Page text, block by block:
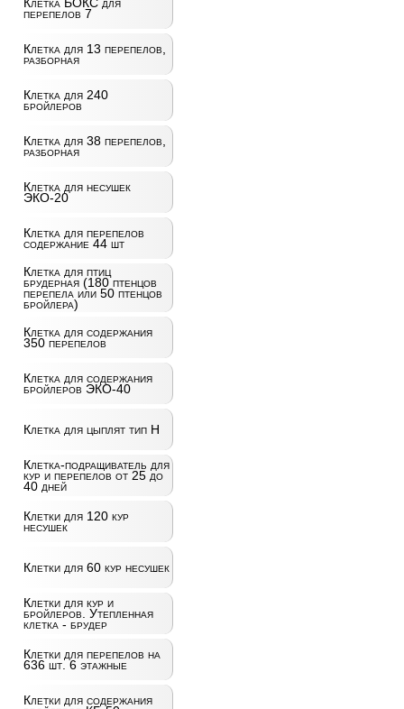
перепелов 7
Клетка для 13 перепелов,
разборная
Клетка для 240
бройлеров
Клетка для 38 перепелов,
разборная
Клетка для несушек
ЭКО-20
Клетка для перепелов
содержание 44 шт
Клетка для птиц
брудерная (180 птенцов
перепела или 50 птенцов
бройлера)
Клетка для содержания
350 перепелов
Клетка для содержания
бройлеров ЭКО-40
Клетка для цыплят тип Н
Клетка-подращиватель для
кур и перепелов от 25 до
40 дней
Клетки для 120 кур
несушек
Клетки для 60 кур несушек
Клетки для кур и
бройлеров. Утепленная
клетка - брудер
Клетки для перепелов на
636 шт. 6 этажные
Клетки для содержания